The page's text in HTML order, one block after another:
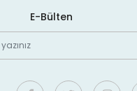
E-Bülten